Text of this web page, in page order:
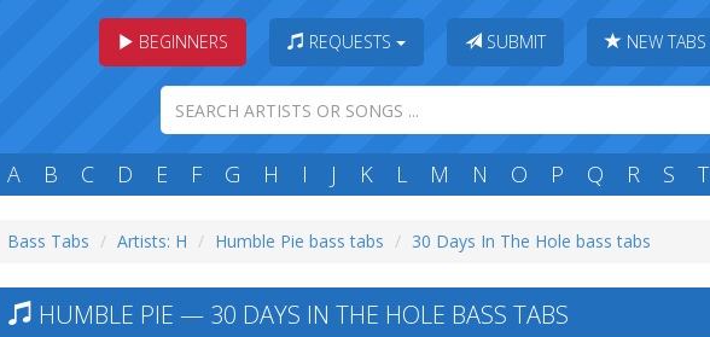
BEGINNERS REQUESTS SUBMIT NEW TABS
A B C D E F G H I J K L M N O P Q R S T
Bass Tabs Artists: H Humble Pie bass tabs 30 Days In The Hole bass tabs
HUMBLE PIE — 30 DAYS IN THE HOLE BASS TABS